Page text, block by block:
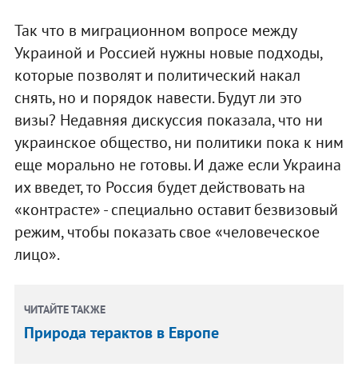
Так что в миграционном вопросе между
Украиной и Россией нужны новые подходы,
которые позволят и политический накал
снять, но и порядок навести. Будут ли это
визы? Недавняя дискуссия показала, что ни
украинское общество, ни политики пока к ним
еще морально не готовы. И даже если Украина
их введет, то Россия будет действовать на
«контрасте» - специально оставит безвизовый
режим, чтобы показать свое «человеческое
лицо».
ЧИТАЙТЕ ТАКЖЕ
Природа терактов в Европе